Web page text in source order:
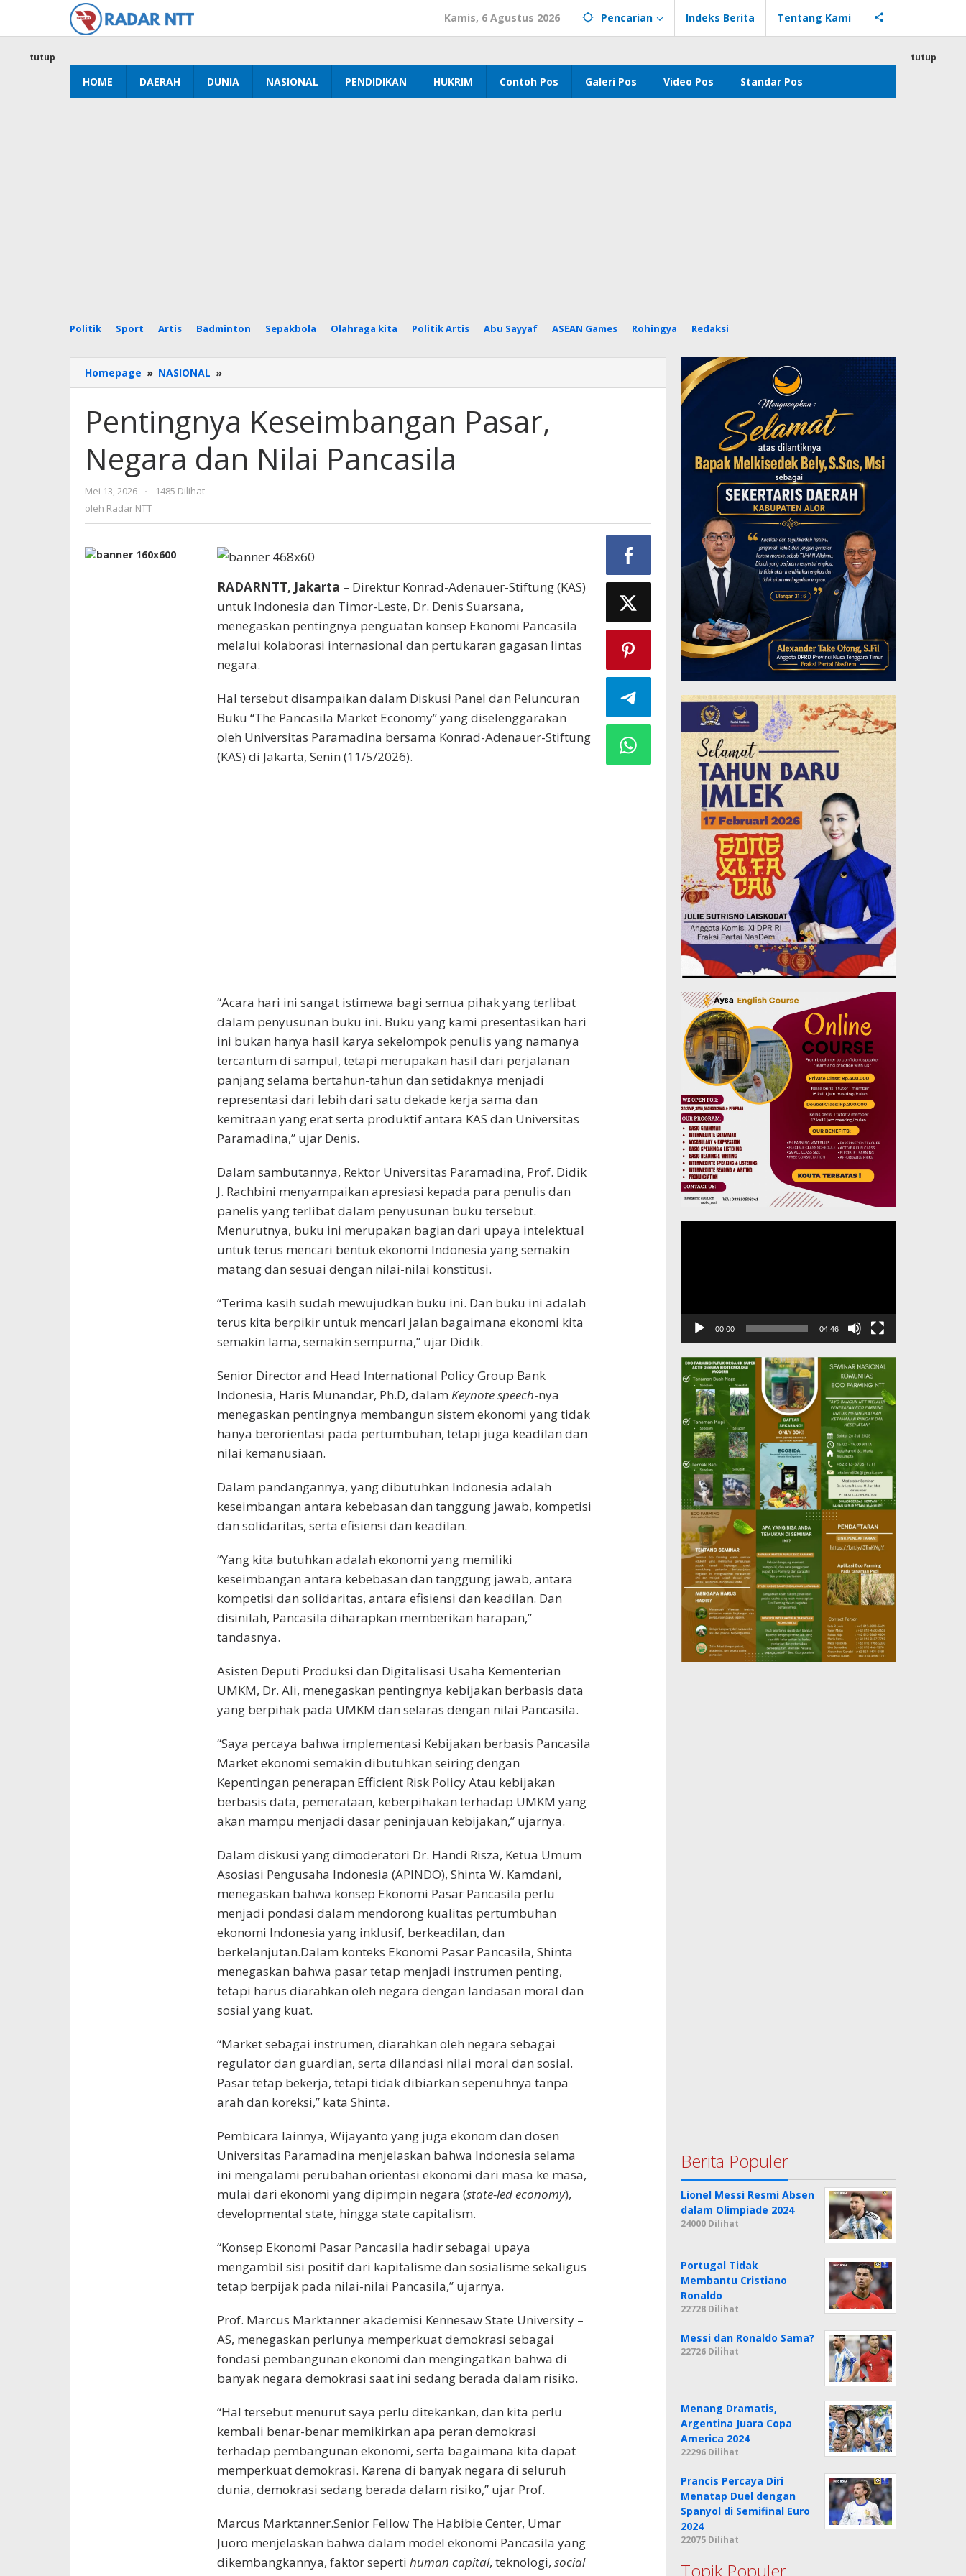
konten
Kamis, 6 Agustus 2026 Pencarian Indeks Berita Tentang Kami
HOME DAERAH DUNIA NASIONAL PENDIDIKAN HUKRIM Contoh Pos Galeri Pos Video Pos Standar Pos
Politik Sport Artis Badminton Sepakbola Olahraga kita Politik Artis Abu Sayyaf ASEAN Games Rohingya Redaksi
tutup tutup
Homepage » NASIONAL »
Keseimbangan
Negara
dan
Pancasila
Pentingnya Keseimbangan Pasar,
Negara dan Nilai Pancasila
Mei 13, 2026
oleh
Radar
-
1485 Dilihat
oleh Radar NTT
RADARNTT, Jakarta – Direktur Konrad-Adenauer-Stiftung (KAS)
untuk Indonesia dan Timor-Leste, Dr. Denis Suarsana,
menegaskan pentingnya penguatan konsep Ekonomi Pancasila
melalui kolaborasi internasional dan pertukaran gagasan lintas
negara.
Hal tersebut disampaikan dalam Diskusi Panel dan Peluncuran
Buku “The Pancasila Market Economy” yang diselenggarakan
oleh Universitas Paramadina bersama Konrad-Adenauer-Stiftung
(KAS) di Jakarta, Senin (11/5/2026).
“Acara hari ini sangat istimewa bagi semua pihak yang terlibat
dalam penyusunan buku ini. Buku yang kami presentasikan hari
ini bukan hanya hasil karya sekelompok penulis yang namanya
tercantum di sampul, tetapi merupakan hasil dari perjalanan
panjang selama bertahun-tahun dan setidaknya menjadi
representasi dari lebih dari satu dekade kerja sama dan
kemitraan yang erat serta produktif antara KAS dan Universitas
Paramadina,” ujar Denis.
Dalam sambutannya, Rektor Universitas Paramadina, Prof. Didik
J. Rachbini menyampaikan apresiasi kepada para penulis dan
panelis yang terlibat dalam penyusunan buku tersebut.
Menurutnya, buku ini merupakan bagian dari upaya intelektual
untuk terus mencari bentuk ekonomi Indonesia yang semakin
matang dan sesuai dengan nilai-nilai konstitusi.
“Terima kasih sudah mewujudkan buku ini. Dan buku ini adalah
terus kita berpikir untuk mencari jalan bagaimana ekonomi kita
semakin lama, semakin sempurna,” ujar Didik.
Senior Director and Head International Policy Group Bank
Indonesia, Haris Munandar, Ph.D, dalam Keynote speech-nya
menegaskan pentingnya membangun sistem ekonomi yang tidak
hanya berorientasi pada pertumbuhan, tetapi juga keadilan dan
nilai kemanusiaan.
Dalam pandangannya, yang dibutuhkan Indonesia adalah
keseimbangan antara kebebasan dan tanggung jawab, kompetisi
dan solidaritas, serta efisiensi dan keadilan.
“Yang kita butuhkan adalah ekonomi yang memiliki
keseimbangan antara kebebasan dan tanggung jawab, antara
kompetisi dan solidaritas, antara efisiensi dan keadilan. Dan
disinilah, Pancasila diharapkan memberikan harapan,”
tandasnya.
Asisten Deputi Produksi dan Digitalisasi Usaha Kementerian
UMKM, Dr. Ali, menegaskan pentingnya kebijakan berbasis data
yang berpihak pada UMKM dan selaras dengan nilai Pancasila.
“Saya percaya bahwa implementasi Kebijakan berbasis Pancasila
Market ekonomi semakin dibutuhkan seiring dengan
Kepentingan penerapan Efficient Risk Policy Atau kebijakan
berbasis data, pemerataan, keberpihakan terhadap UMKM yang
akan mampu menjadi dasar peninjauan kebijakan,” ujarnya.
Dalam diskusi yang dimoderatori Dr. Handi Risza, Ketua Umum
Asosiasi Pengusaha Indonesia (APINDO), Shinta W. Kamdani,
menegaskan bahwa konsep Ekonomi Pasar Pancasila perlu
menjadi pondasi dalam mendorong kualitas pertumbuhan
ekonomi Indonesia yang inklusif, berkeadilan, dan
berkelanjutan.Dalam konteks Ekonomi Pasar Pancasila, Shinta
menegaskan bahwa pasar tetap menjadi instrumen penting,
tetapi harus diarahkan oleh negara dengan landasan moral dan
sosial yang kuat.
“Market sebagai instrumen, diarahkan oleh negara sebagai
regulator dan guardian, serta dilandasi nilai moral dan sosial.
Pasar tetap bekerja, tetapi tidak dibiarkan sepenuhnya tanpa
arah dan koreksi,” kata Shinta.
Pembicara lainnya, Wijayanto yang juga ekonom dan dosen
Universitas Paramadina menjelaskan bahwa Indonesia selama
ini mengalami perubahan orientasi ekonomi dari masa ke masa,
mulai dari ekonomi yang dipimpin negara (state-led economy),
developmental state, hingga state capitalism.
“Konsep Ekonomi Pasar Pancasila hadir sebagai upaya
mengambil sisi positif dari kapitalisme dan sosialisme sekaligus
tetap berpijak pada nilai-nilai Pancasila,” ujarnya.
Prof. Marcus Marktanner akademisi Kennesaw State University –
AS, menegaskan perlunya memperkuat demokrasi sebagai
fondasi pembangunan ekonomi dan mengingatkan bahwa di
banyak negara demokrasi saat ini sedang berada dalam risiko.
“Hal tersebut menurut saya perlu ditekankan, dan kita perlu
kembali benar-benar memikirkan apa peran demokrasi
terhadap pembangunan ekonomi, serta bagaimana kita dapat
memperkuat demokrasi. Karena di banyak negara di seluruh
dunia, demokrasi sedang berada dalam risiko,” ujar Prof.
Marcus Marktanner.Senior Fellow The Habibie Center, Umar
Juoro menjelaskan bahwa dalam model ekonomi Pancasila yang
dikembangkannya, faktor seperti human capital, teknologi, social
00:00 04:46
Berita Populer
Lionel Messi Resmi Absen
dalam Olimpiade 2024
24000 Dilihat
Portugal Tidak
Membantu Cristiano
Ronaldo
22728 Dilihat
Messi dan Ronaldo Sama?
22726 Dilihat
Menang Dramatis,
Argentina Juara Copa
America 2024
22296 Dilihat
Prancis Percaya Diri
Menatap Duel dengan
Spanyol di Semifinal Euro
2024
22075 Dilihat
Topik Populer